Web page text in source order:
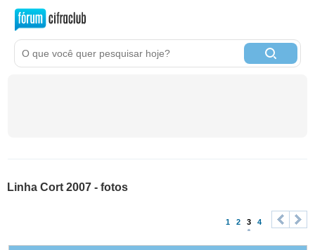
Linha Cort 2007 - fotos
1 2 3 4
>